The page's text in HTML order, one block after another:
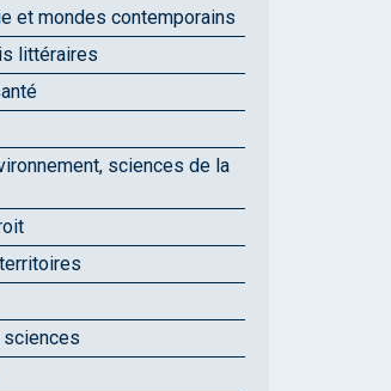
et mondes contemporains
littéraires
sciences de la